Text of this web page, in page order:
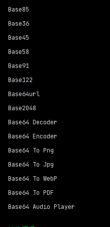
Base85
Base36
Base45
Base58
Base91
Base122
Base64url
Base2048
Base64 Decoder
Base64 Encoder
Base64 To Png
Base64 To Jpg
Base64 To WebP
Base64 To PDF
Base64 Audio Player